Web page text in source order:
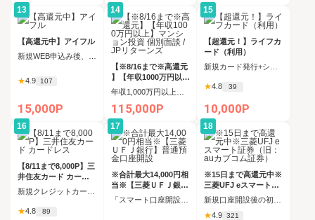
13
【高還元中】アイフル
★4.9 107
15,000P
14
【※8/16まで※高還元
】【年収1000万円以上
】マンション投資 個
別面談 / JPリターンズ
115,000P
15
【超還元！】ライフカ
ード（利用）
★4.8 39
10,000P
16
【8/11まで8,000P】三
井住友カード カード
レス
★4.8 89
17
※合計最大14,000円相
当※【三菱ＵＦＪ銀行
】普通預金口座開設「スマート口座開設」アプリ経由で口座開設申込後、30日以内の口座開設
18
※15日まで高還元中※
三菱UFJ eスマート証
券（旧：auカブコム証
券）
★4.9 321